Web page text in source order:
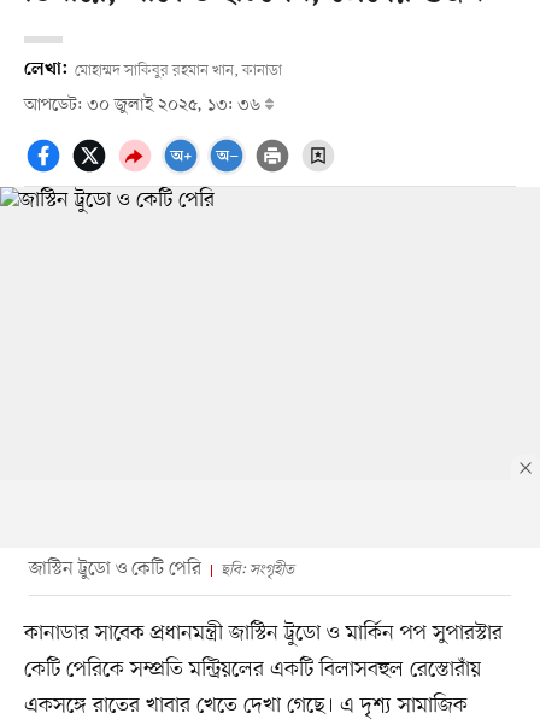
লেখা: মোহাম্মদ সাকিবুর রহমান খান, কানাডা
আপডেট: ৩০ জুলাই ২০২৫, ১৩: ৩৬
জাস্টিন ট্রুডো ও কেটি পেরি ছবি: সংগৃহীত
কানাডার সাবেক প্রধানমন্ত্রী জাস্টিন ট্রুডো ও মার্কিন পপ সুপারস্টার
কেটি পেরিকে সম্প্রতি মন্ট্রিয়লের একটি বিলাসবহুল রেস্তোরাঁয়
একসঙ্গে রাতের খাবার খেতে দেখা গেছে। এ দৃশ্য সামাজিক